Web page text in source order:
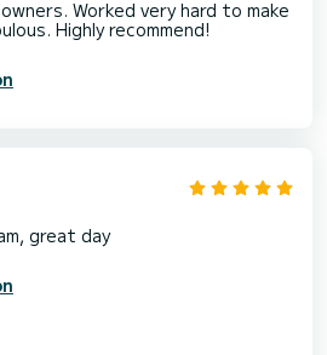
Worked very hard to make
Highly recommend!
great day